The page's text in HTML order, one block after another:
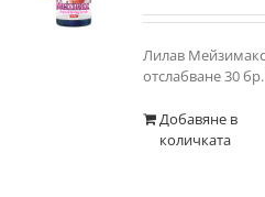
Лилав
отслабване 30 бр.
Добавяне в
количката